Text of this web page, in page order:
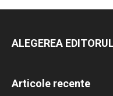
ALEGEREA
Articole recente